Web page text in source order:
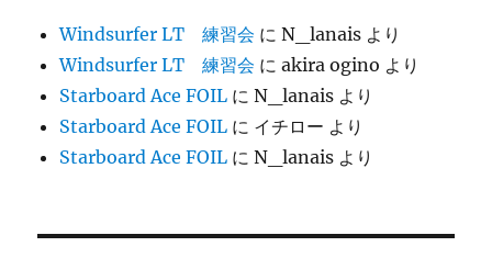
Windsurfer LT 練習会 にN_lanais より
Windsurfer LT 練習会 にakira ogino より
Starboard Ace FOIL にN_lanais より
Starboard Ace FOIL に イチロー より
Starboard Ace FOIL にN_lanais より